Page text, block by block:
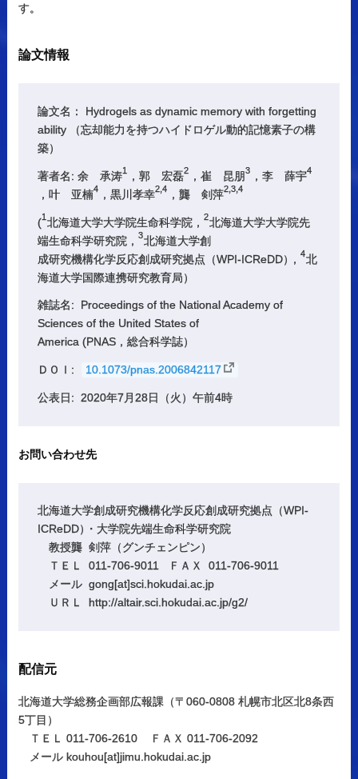
す。
論文情報
論文名： Hydrogels as dynamic memory with forgetting
ability （忘却能力を持つハイドロゲル動的記憶素子の構
築）
著者名: 余 承涛1 ，郭 宏磊2 ，崔 昆朋3 ，李 薛宇4
，叶 亚楠4 ，黒川孝幸2,4 ，龔 剣萍2,3,4
(1 北海道大学大学院生命科学院， 2北海道大学大学院先
端生命科学研究院， 3北海道大学創
成研究機構化学反応創成研究拠点（WPI-ICReDD） ，4北
海道大学国際連携研究教育局）
雑誌名: Proceedings of the National Academy of
Sciences of the United States of
America (PNAS，総合科学誌）
ＤＯＩ: 10.1073/pnas.2006842117
公表日: 2020年7月28日（火）午前4時
お問い合わせ先
北海道大学創成研究機構化学反応創成研究拠点（WPI-
ICReDD） ・大学院先端生命科学研究院
教授龔 剣萍（グンチェンピン）
ＴＥＬ 011-706-9011 ＦＡＸ 011-706-9011
メール gong[at]sci.hokudai.ac.jp
ＵＲＬ http://altair.sci.hokudai.ac.jp/g2/
配信元
北海道大学総務企画部広報課（〒060-0808 札幌市北区北8条西
5丁目）
ＴＥＬ 011-706-2610 ＦＡＸ 011-706-2092
メール kouhou[at]jimu.hokudai.ac.jp